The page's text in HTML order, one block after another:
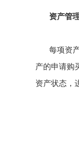
资产管
每项资
产的申请购
资产状态，